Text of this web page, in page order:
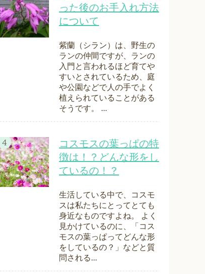
った後のお手入れ方法
について
紫蘭（シラン）は、野生の
ランの仲間ですが、ランの
入門と言われるほど育てや
すいとされているため、庭
や公園などで人の手でよく
植えられていることがある
そうです。 ...
コスモスの葉っぱの特
徴は！？どんな形をし
ているの！？
生活している中で、コスモ
スは私たちにとってとても
身近なものですよね。 よく
見かけているのに、「コス
モスの葉っぱってどんな形
をしているの？」などと質
問される...